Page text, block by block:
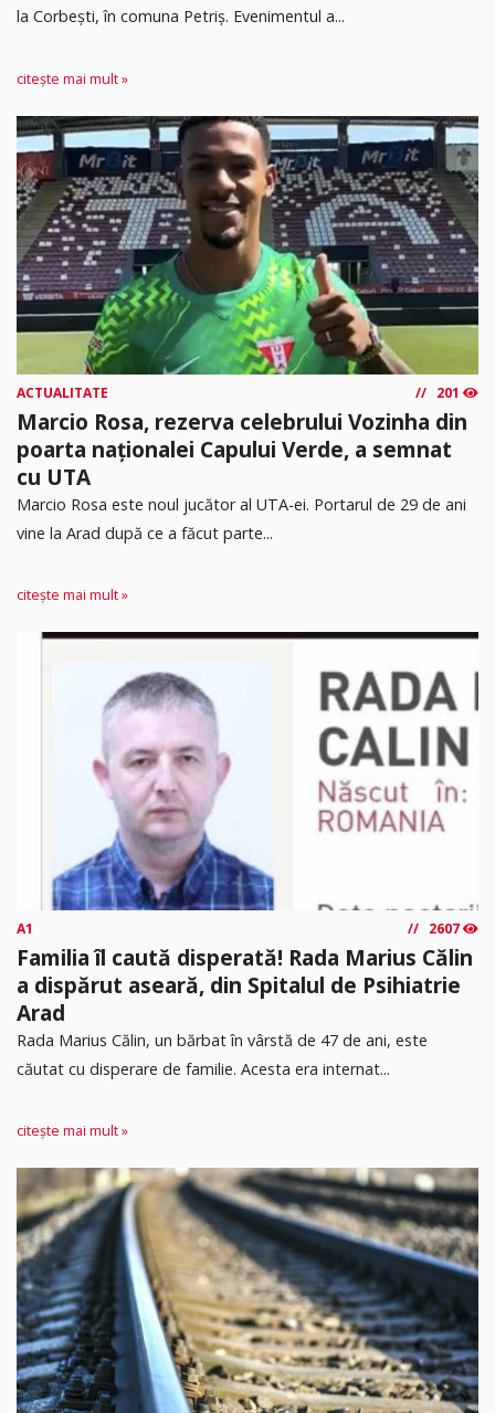
la Corbești, în comuna Petriș. Evenimentul a...
citește mai mult »
ACTUALITATE 201
Marcio Rosa, rezerva celebrului Vozinha din
poarta naționalei Capului Verde, a semnat
cu UTA
Marcio Rosa este noul jucător al UTA-ei. Portarul de 29 de ani
vine la Arad după ce a făcut parte...
citește mai mult »
A1 2607
Familia îl caută disperată! Rada Marius Călin
a dispărut aseară, din Spitalul de Psihiatrie
Arad
Rada Marius Călin, un bărbat în vârstă de 47 de ani, este
căutat cu disperare de familie. Acesta era internat...
citește mai mult »